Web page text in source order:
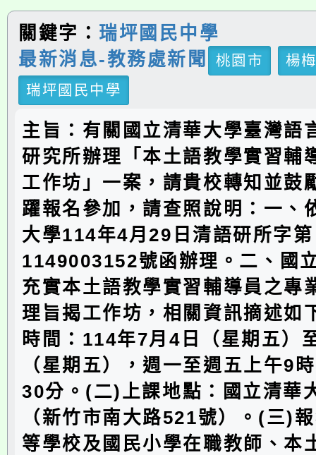
關鍵字： 瑞坪國民中學
最新消息-教務處新聞
桃園市
楊
瑞坪國民中學
主旨：有關國立清華大學臺灣語
研究所辦理「本土語教學實習輔
工作坊」一案，請貴校轉知並鼓
躍報名參加，請查照說明：一、
大學114年4月29日清語研所字第
1149003152號函辦理。二、國
充實本土語教學實習輔導員之專
理旨揭工作坊，相關資訊摘述如
時間：114年7月4日（星期五）
（星期五），週一至週五上午9
30分。(二)上課地點：國立清華
（新竹市南大路521號）。(三)
等學校及國民小學在職教師、本